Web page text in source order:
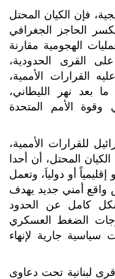
فإن الكيان المحتل
الحاجز الجغرافي
الهجومية مقارنة
القرى الحدودية،
القرارات الأممية،
حدد ما بعد نهر الليطاني،
وقوة الأمم المتحدة
للقرارات الأممية،
المحتل، أن أحدا
أو دولياَ، وتعمل
واقع أمني جديد يهدف
كامل عن الحدود
الضغط العسكري
جارية لإنهاء
قرى لبنانية تحت دعاوى